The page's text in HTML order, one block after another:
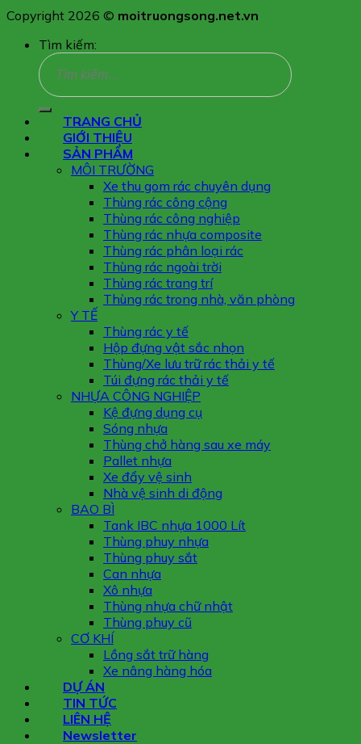
Copyright 2026 © moitruongsong.net.vn
Tìm kiếm:
TRANG CHỦ
GIỚI THIỆU
SẢN PHẨM
MÔI TRƯỜNG
Xe thu gom rác chuyên dụng
Thùng rác công cộng
Thùng rác công nghiệp
Thùng rác nhựa composite
Thùng rác phân loại rác
Thùng rác ngoài trời
Thùng rác trang trí
Thùng rác trong nhà, văn phòng
Y TẾ
Thùng rác y tế
Hộp đựng vật sắc nhọn
Thùng/Xe lưu trữ rác thải y tế
Túi đựng rác thải y tế
NHỰA CÔNG NGHIỆP
Kệ đựng dụng cụ
Sóng nhựa
Thùng chở hàng sau xe máy
Pallet nhựa
Xe đẩy vệ sinh
Nhà vệ sinh di động
BAO BÌ
Tank IBC nhựa 1000 Lít
Thùng phuy nhựa
Thùng phuy sắt
Can nhựa
Xô nhựa
Thùng nhựa chữ nhật
Thùng phuy cũ
CƠ KHÍ
Lồng sắt trữ hàng
Xe nâng hàng hóa
DỰ ÁN
TIN TỨC
LIÊN HỆ
Newsletter